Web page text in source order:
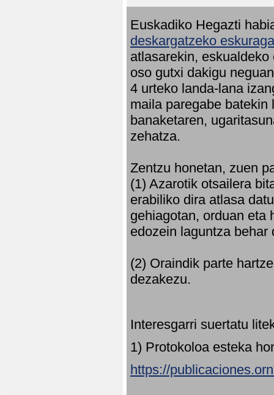
Euskadiko Hegazti
deskargatzeko
atlasarekin,
oso gutxi dakigu
4 urteko landa-lana
maila paregabe
banaketaren,
zehatza.
Zentzu honetan, zuen
(1) Azarotik otsailera
erabiliko dira atlasa
gehiagotan, orduan eta
edozein laguntza behar
(2) Oraindik parte
dezakezu.
Interesgarri suertatu
1) Protokoloa esteka
https://